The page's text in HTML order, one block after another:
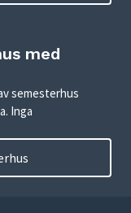
med
semesterhus
Inga